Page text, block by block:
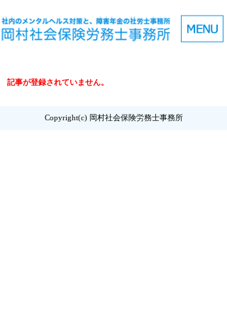
記事が登録されていません。
Copyright(c) 岡村社会保険労務士事務所